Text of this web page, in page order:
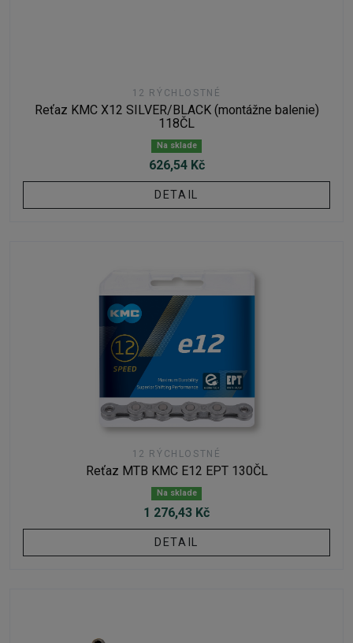
12 RÝCHLOSTNÉ
Reťaz KMC X12 SILVER/BLACK (montážne balenie)
118ČL
Na sklade
626,54 Kč
DETAIL
12 RÝCHLOSTNÉ
Reťaz MTB KMC E12 EPT 130ČL
Na sklade
1 276,43 Kč
DETAIL